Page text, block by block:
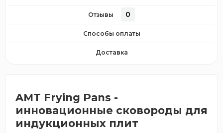
Отзывы 0
Способы оплаты
Доставка
AMT Frying Pans -
инновационные сковороды для
индукционных плит